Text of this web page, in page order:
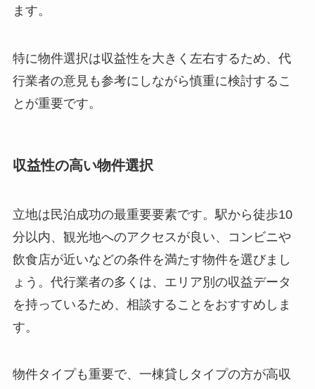
ます。
特に物件選択は収益性を大きく左右するため、代
行業者の意見も参考にしながら慎重に検討するこ
とが重要です。
収益性の高い物件選択
立地は民泊成功の最重要要素です。駅から徒歩10
分以内、観光地へのアクセスが良い、コンビニや
飲食店が近いなどの条件を満たす物件を選びまし
ょう。代行業者の多くは、エリア別の収益データ
を持っているため、相談することをおすすめしま
す。
物件タイプも重要で、一棟貸しタイプの方が高収